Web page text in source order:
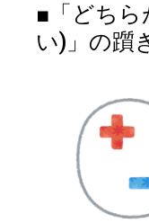
■「どちら
い)」の躓